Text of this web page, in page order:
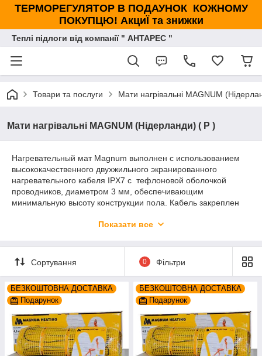
ТЕРМОРЕГУЛЯТОР В ПОДАУНОК КОЖНОМУ
ПОКУПЦЮ! АкциЇ та знижки
Теплі підлоги від компанії " АНТАРЕС "
Товари та послуги Мати нагрівальні MAGNUM
Мати нагрівальні MAGNUM (Нідерланди) ( Р )
Нагревательный мат Magnum выполнен с использованием
высококачественного двухжильного экранированного
нагревательного кабеля IPX7 с тефлоновой оболочкой
проводников, диаметром 3 мм, обеспечивающим
минимальную высоту конструкции пола. Кабель закреплен
высокоэластичным самоклеящимся гелем, чтобы
полу. Таким образом, после установки мата и после его
покрытия самонивелирующейся смесью/плиточным клеем
конструкция пола занимает около 5 мм (до укладки нового
рівномірно розподілена по всьому мату. Крок укладання
кабелю 8см. Потужність 150 Вт при 230В. Площа укладання
1.0 кв. м. Виробництво C&F Technics (Нідерланди). Гарантія
25 років.
Показати все
Сортування 0 Фільтри
БЕЗКОШТОВНА ДОСТАВКА
Подарунок
БЕЗКОШТОВНА ДОСТАВКА
Подарунок